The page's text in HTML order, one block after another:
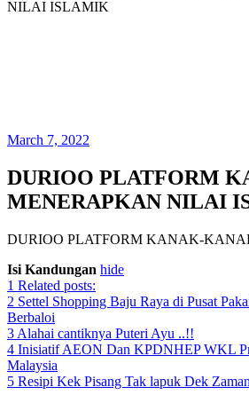
March 7, 2022
DURIOO PLATFORM
MENERAPKAN NILAI
DURIOO PLATFORM KANAK-
Isi Kandungan hide
1 Related posts:
2 Settel Shopping Baju Raya di Pusat
Berbaloi
3 Alahai cantiknya Puteri Ayu ..!!
4 Inisiatif AEON Dan KPDNHEP WKL
Malaysia
5 Resipi Kek Pisang Tak lapuk Dek